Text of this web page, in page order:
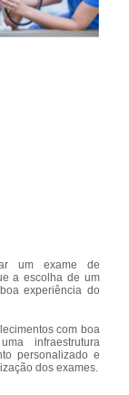
um exame de
a escolha de um
experiência do
com boa
infraestrutura
personalizado e
dos exames.